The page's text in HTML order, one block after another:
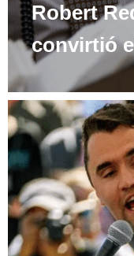
Robert
convirtió